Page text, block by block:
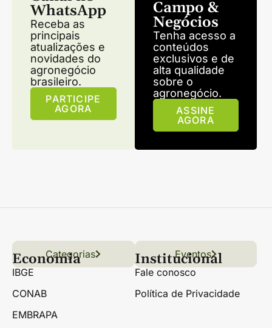
WhatsApp
Receba as
principais
atualizações e
novidades do
agronegócio
brasileiro.
PARTICIPE
AGORA
Campo &
Negócios
Tenha acesso a
conteúdos
exclusivos e de
alta qualidade
sobre o
agronegócio.
ASSINE
AGORA
Links úteis
Conteúdo Grãos
Florestas Hortifrúti
Categorias Eventos
Economia
IBGE
CONAB
EMBRAPA
Institucional
Fale conosco
Política de Privacidade